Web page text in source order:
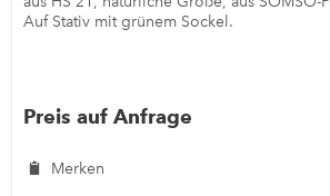
Auf Stativ mit grünem Sockel.
Preis auf Anfrage
Merken